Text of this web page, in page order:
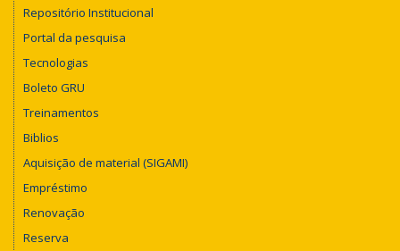
Repositório Institucional
Portal da pesquisa
Tecnologias
Boleto GRU
Treinamentos
Biblios
Aquisição de material (SIGAMI)
Empréstimo
Renovação
Reserva